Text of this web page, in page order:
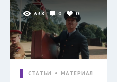
638 0 0
СТАТЬИ МАТЕРИАЛ